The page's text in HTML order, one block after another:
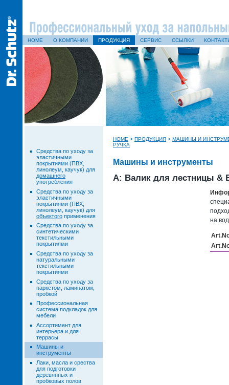
HOME О КОМПАНИИ ПРОДУКЦИЯ СЕРВИС ССЫЛКИ
Средства по уходу за
эластичными
покрытиями (ПВХ,
линолеум, каучук) для
домашнего
употребления
Средства по уходу за
эластичными
покрытиями (ПВХ,
линолеум, каучук) для
объектогоприменения
Средства по уходу за
синтетическими
текстильными
покрытиями
Средства по уходу за
натуральными
текстильными
покрытиями
Средства по уходу за
паркетом, ламинатом,
пробкой
Профессиональная
система подкладок для
мебели
Ассортимент для
интерьера и для
террасы
Машины и
инструменты
Лаки, масла и срества
для подготовки
деревянных и
пробковых полов
HOME > ПРОДУКЦИЯ > МАШИНЫ И
РУЧКА
Машины и инструменты
A: Валик для лестницы &
на